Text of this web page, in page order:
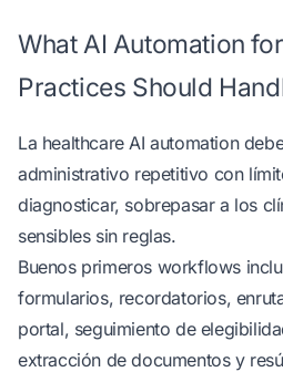
What AI Automation
Practices Should
La healthcare AI automation
administrativo repetitivo con
diagnosticar, sobrepasar a los
sensibles sin reglas.
Buenos primeros workflows
formularios, recordatorios,
portal, seguimiento de
extracción de documentos y